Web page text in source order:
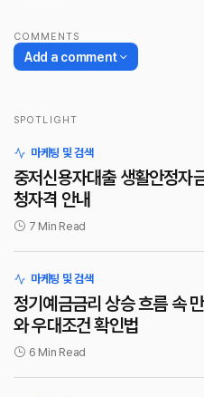
COMMENTS
Add a comment
SPOTLIGHT
마케팅 및 검색
중저신용자대출 생활안정자
청자격 안내
7 Min Read
마케팅 및 검색
정기예금금리 상승 흐름 속
와 우대조건 확인법
6 Min Read